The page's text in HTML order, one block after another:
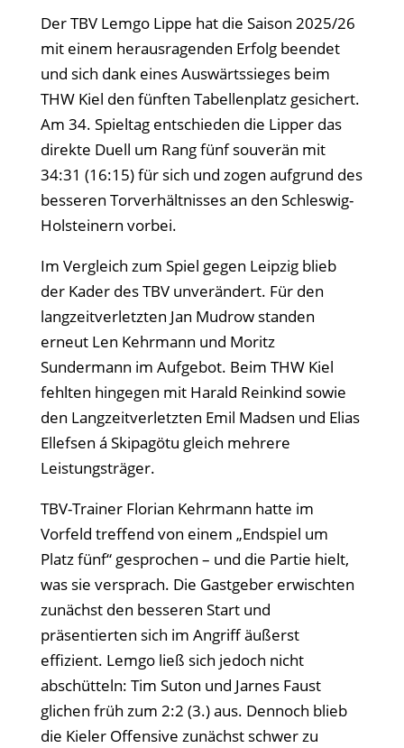
Der TBV Lemgo Lippe hat die Saison 2025/26
mit einem herausragenden Erfolg beendet
und sich dank eines Auswärtssieges beim
THW Kiel den fünften Tabellenplatz gesichert.
Am 34. Spieltag entschieden die Lipper das
direkte Duell um Rang fünf souverän mit
34:31 (16:15) für sich und zogen aufgrund des
besseren Torverhältnisses an den Schleswig-
Holsteinern vorbei.
Im Vergleich zum Spiel gegen Leipzig blieb
der Kader des TBV unverändert. Für den
langzeitverletzten Jan Mudrow standen
erneut Len Kehrmann und Moritz
Sundermann im Aufgebot. Beim THW Kiel
fehlten hingegen mit Harald Reinkind sowie
den Langzeitverletzten Emil Madsen und Elias
Ellefsen á Skipagötu gleich mehrere
Leistungsträger.
TBV-Trainer Florian Kehrmann hatte im
Vorfeld treffend von einem „Endspiel um
Platz fünf“ gesprochen – und die Partie hielt,
was sie versprach. Die Gastgeber erwischten
zunächst den besseren Start und
präsentierten sich im Angriff äußerst
effizient. Lemgo ließ sich jedoch nicht
abschütteln: Tim Suton und Jarnes Faust
glichen früh zum 2:2 (3.) aus. Dennoch blieb
die Kieler Offensive zunächst schwer zu